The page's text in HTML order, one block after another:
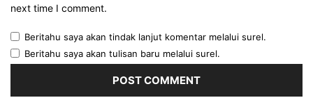
next time I comment.
Beritahu saya akan tindak lanjut komentar melalui surel.
Beritahu saya akan tulisan baru melalui surel.